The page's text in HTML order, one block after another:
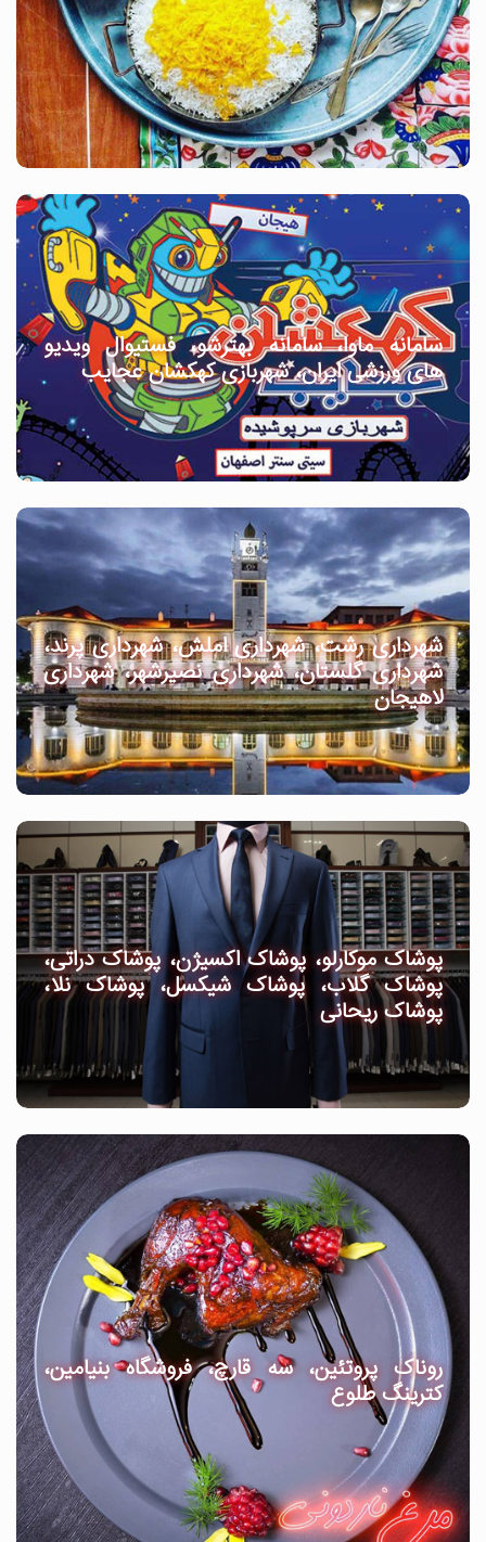
سامانه ماوا، سامانه بهترشو، فستیوال ویدیو
های ورزشی ایران، شهربازی کهکشان عجایب
شهرداری رشت، شهرداری املش، شهرداری پرند،
شهرداری گلستان، شهرداری نصیرشهر، شهرداری
لاهیجان
پوشاک موکارلو، پوشاک اکسیژن، پوشاک دراتی،
پوشاک گلاب، پوشاک شیکسل، پوشاک نلا،
پوشاک ریحانی
روناک پروتئین، سه قارچ، فروشگاه بنیامین،
کترینگ طلوع